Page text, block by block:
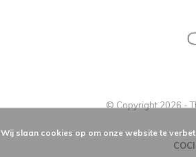
© Copyright 2026 -
Wij slaan cookies op om onze website te